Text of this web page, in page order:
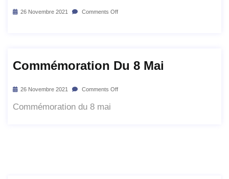
26 Novembre 2021 Comments Off
Commémoration Du 8 Mai
26 Novembre 2021 Comments Off
Commémoration du 8 mai